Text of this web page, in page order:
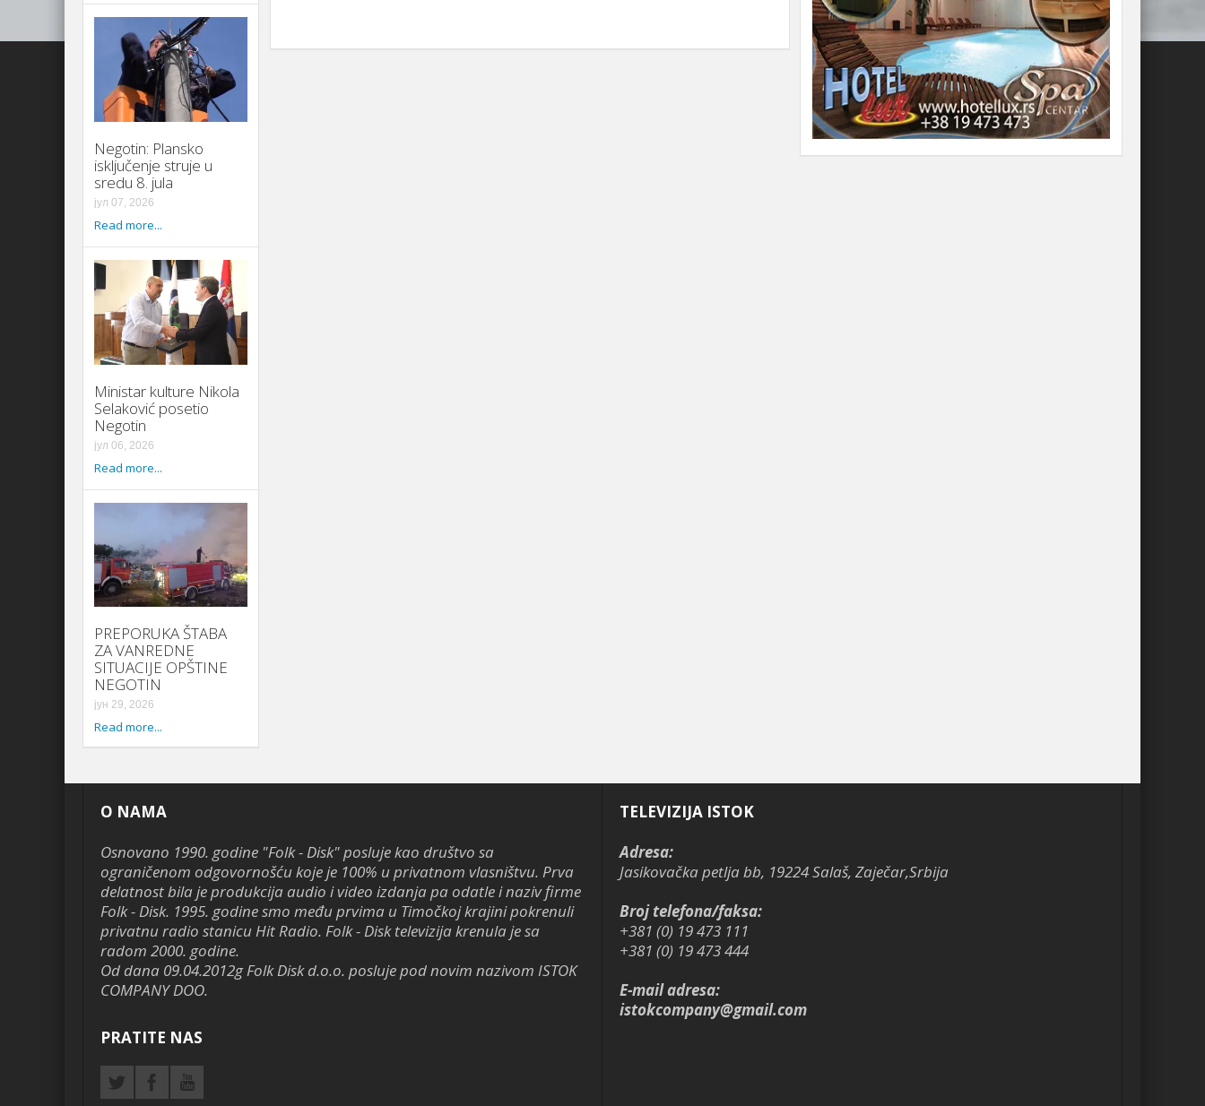
Negotin: Plansko
isključenje struje u
sredu 8. jula
јул 07, 2026
Read more...
Ministar kulture Nikola
Selaković posetio
Negotin
јул 06, 2026
Read more...
PREPORUKA ŠTABA
ZA VANREDNE
SITUACIJE OPŠTINE
NEGOTIN
јун 29, 2026
Read more...
O NAMA
Osnovano 1990. godine "Folk - Disk" posluje kao društvo sa
ograničenom odgovornošću koje je 100% u privatnom vlasništvu. Prva
delatnost bila je produkcija audio i video izdanja pa odatle i naziv firme
Folk - Disk. 1995. godine smo među prvima u Timočkoj krajini pokrenuli
privatnu radio stanicu Hit Radio. Folk - Disk televizija krenula je sa
radom 2000. godine.
Od dana 09.04.2012g Folk Disk d.o.o. posluje pod novim nazivom ISTOK
COMPANY DOO.
PRATITE NAS
TELEVIZIJA ISTOK
Adresa:
Jasikovačka petlja bb, 19224 Salaš, Zaječar,Srbija
Broj telefona/faksa:
+381 (0) 19 473 111
+381 (0) 19 473 444
E-mail adresa:
istokcompany@gmail.com